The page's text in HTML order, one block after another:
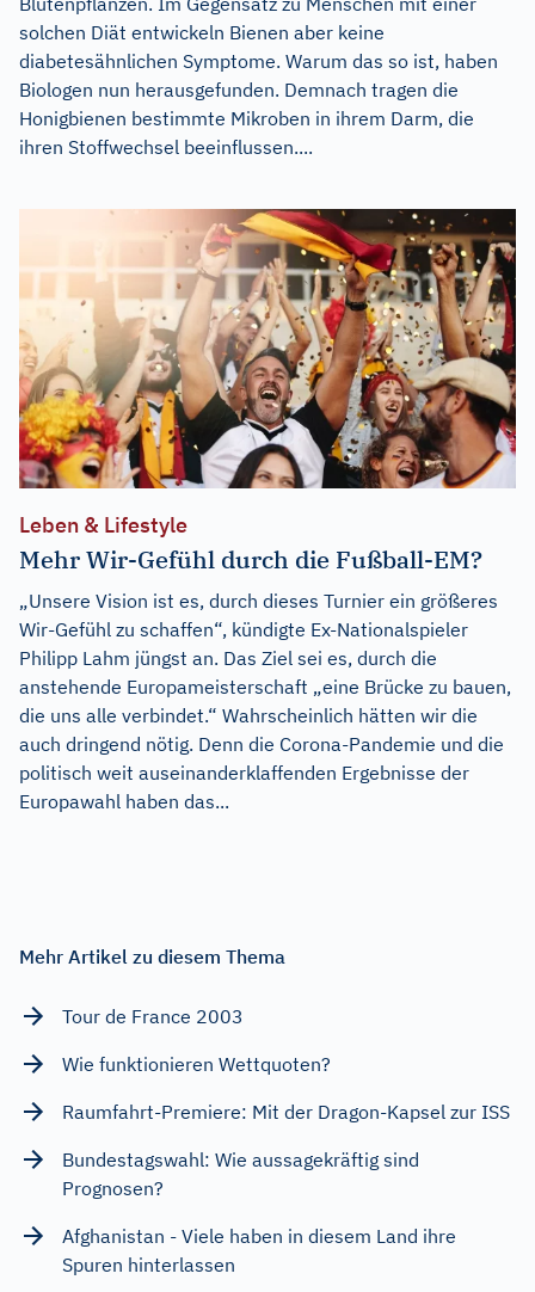
solchen Diät entwickeln Bienen aber keine
diabetesähnlichen Symptome. Warum das so ist, haben
Biologen nun herausgefunden. Demnach tragen die
Honigbienen bestimmte Mikroben in ihrem Darm, die
ihren Stoffwechsel beeinflussen....
Leben & Lifestyle
Mehr Wir-Gefühl durch die Fußball-EM?
„Unsere Vision ist es, durch dieses Turnier ein größeres
Wir-Gefühl zu schaffen“, kündigte Ex-Nationalspieler
Philipp Lahm jüngst an. Das Ziel sei es, durch die
anstehende Europameisterschaft „eine Brücke zu bauen,
die uns alle verbindet.“ Wahrscheinlich hätten wir die
auch dringend nötig. Denn die Corona-Pandemie und die
politisch weit auseinanderklaffenden Ergebnisse der
Europawahl haben das...
Mehr Artikel zu diesem Thema
Tour de France 2003
Wie funktionieren Wettquoten?
Raumfahrt-Premiere: Mit der Dragon-Kapsel zur ISS
Bundestagswahl: Wie aussagekräftig sind
Prognosen?
Afghanistan - Viele haben in diesem Land ihre
Spuren hinterlassen